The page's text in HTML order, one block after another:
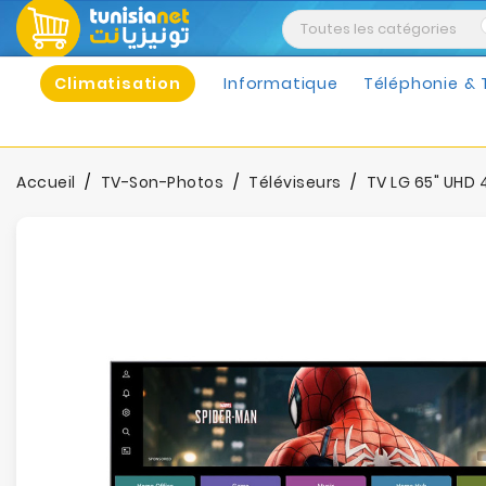
Climatisation Informatique Téléphonie &
Accueil TV-Son-Photos Téléviseurs TV LG 65"